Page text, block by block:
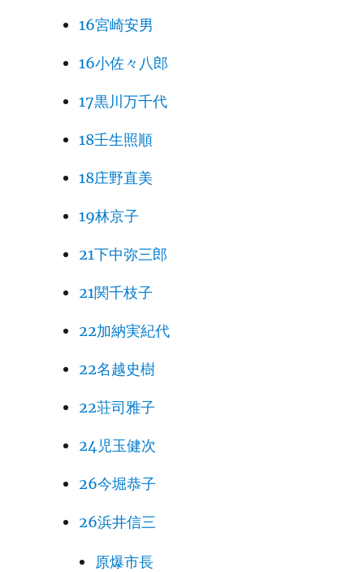
16宮崎安男
16小佐々八郎
17黒川万千代
18壬生照順
18庄野直美
19林京子
21下中弥三郎
21関千枝子
22加納実紀代
22名越史樹
22荘司雅子
24児玉健次
26今堀恭子
26浜井信三
原爆市長